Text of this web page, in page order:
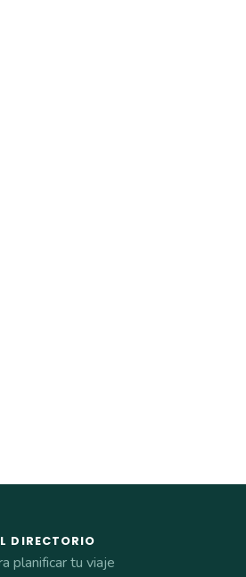
DIRECTORIO
planificar tu viaje